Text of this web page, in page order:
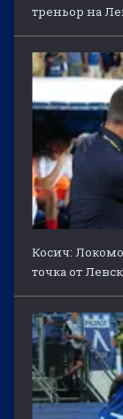
треньор на
Косич:
точка от